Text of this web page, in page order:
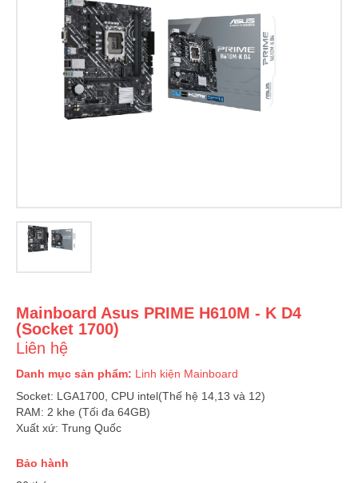
Mainboard Asus PRIME H610M - K D4
(Socket 1700)
Liên hệ
Danh mục sản phẩm: Linh kiện Mainboard
Socket: LGA1700, CPU intel(Thế hệ 14,13 và 12)
RAM: 2 khe (Tối đa 64GB)
Xuất xứ: Trung Quốc
Bảo hành